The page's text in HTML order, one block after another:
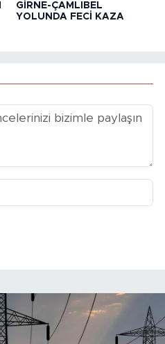
GİRNE-ÇAMLIBEL
YOLUNDA FECİ KAZA